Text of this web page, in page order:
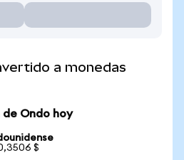
a monedas
de Ondo hoy
$